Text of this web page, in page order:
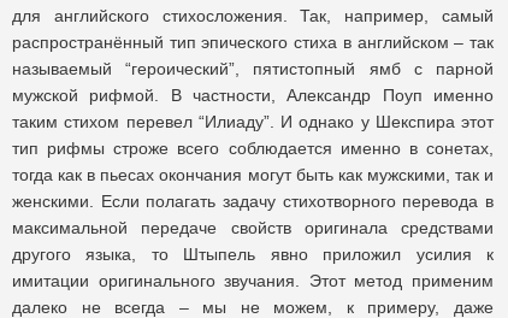
для английского стихосложения. Так, например, самый
распространённый тип эпического стиха в английском – так
называемый “героический”, пятистопный ямб с парной
мужской рифмой. В частности, Александр Поуп именно
таким стихом перевел “Илиаду”. И однако у Шекспира этот
тип рифмы строже всего соблюдается именно в сонетах,
тогда как в пьесах окончания могут быть как мужскими, так и
женскими. Если полагать задачу стихотворного перевода в
максимальной передаче свойств оригинала средствами
другого языка, то Штыпель явно приложил усилия к
имитации оригинального звучания. Этот метод применим
далеко не всегда – мы не можем, к примеру, даже